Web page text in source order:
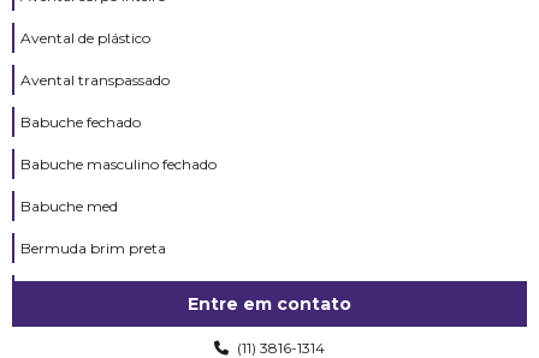
Avental de plástico
Avental transpassado
Babuche fechado
Babuche masculino fechado
Babuche med
Bermuda brim preta
Bibico cozinha
Entre em contato
(11) 3816-1314